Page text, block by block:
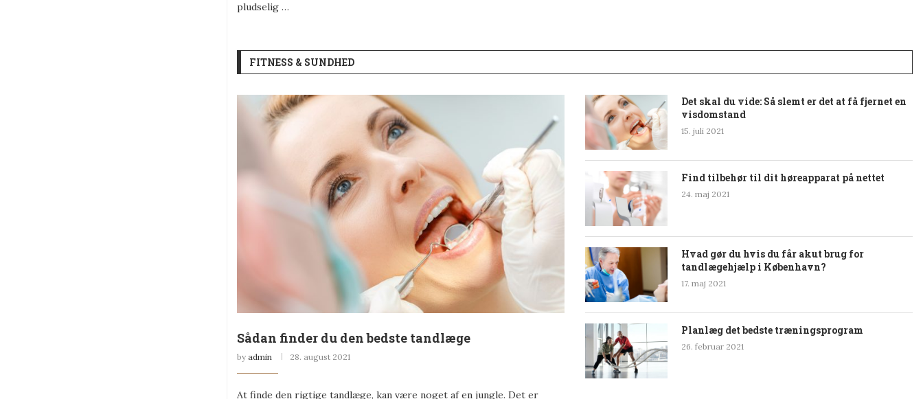
pludselig …
FITNESS & SUNDHED
Sådan finder du den bedste tandlæge
by admin 28. august 2021
At finde den rigtige tandlæge, kan være noget af en jungle. Det er
Det skal du vide: Så slemt er det at få fjernet en
visdomstand
15. juli 2021
Find tilbehør til dit høreapparat på nettet
24. maj 2021
Hvad gør du hvis du får akut brug for
tandlægehjælp i København?
17. maj 2021
Planlæg det bedste træningsprogram
26. februar 2021